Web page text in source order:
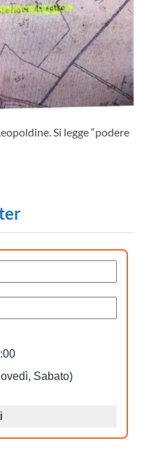
Si legge “podere